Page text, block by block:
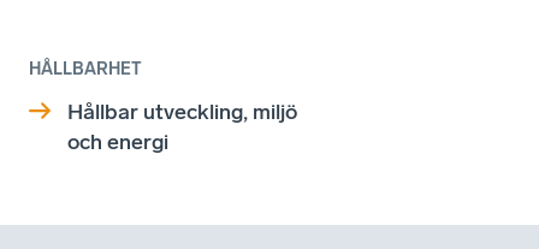
HÅLLBARHET
Hållbar utveckling, miljö
och energi